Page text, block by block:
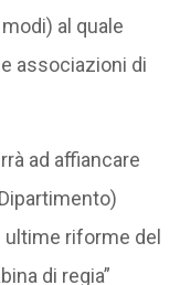
al quale
associazioni di
ad affiancare
riforme del
di regia”